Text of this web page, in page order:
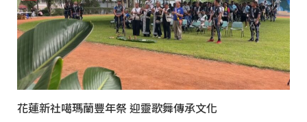
花蓮新社噶瑪蘭豐年祭 迎靈歌舞傳承文化